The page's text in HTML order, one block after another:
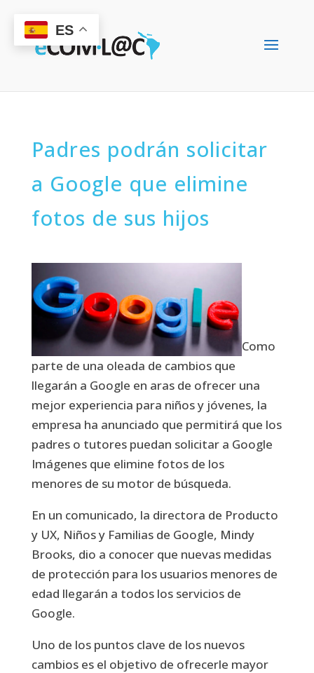
Padres podrán solicitar
a Google que elimine
fotos de sus hijos
Como
parte de una oleada de cambios que
llegarán a Google en aras de ofrecer una
mejor experiencia para niños y jóvenes, la
empresa ha anunciado que permitirá que los
padres o tutores puedan solicitar a Google
Imágenes que elimine fotos de los
menores de su motor de búsqueda.
En un comunicado, la directora de Producto
y UX, Niños y Familias de Google, Mindy
Brooks, dio a conocer que nuevas medidas
de protección para los usuarios menores de
edad llegarán a todos los servicios de
Google.
Uno de los puntos clave de los nuevos
cambios es el objetivo de ofrecerle mayor
ES